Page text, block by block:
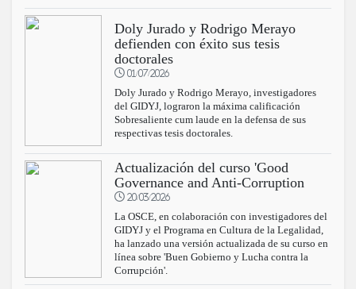
Doly Jurado y Rodrigo Merayo
defienden con éxito sus tesis
doctorales
01/07/2026
Doly Jurado y Rodrigo Merayo, investigadores
del GIDYJ, lograron la máxima calificación
Sobresaliente cum laude en la defensa de sus
respectivas tesis doctorales.
Actualización del curso 'Good
Governance and Anti-Corruption
20/03/2026
La OSCE, en colaboración con investigadores del
GIDYJ y el Programa en Cultura de la Legalidad,
ha lanzado una versión actualizada de su curso en
línea sobre 'Buen Gobierno y Lucha contra la
Corrupción'.